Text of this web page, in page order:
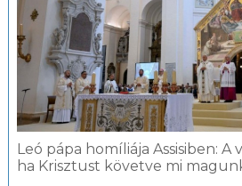
Leó pápa homíliája Assisiben:
ha Krisztust követve mi